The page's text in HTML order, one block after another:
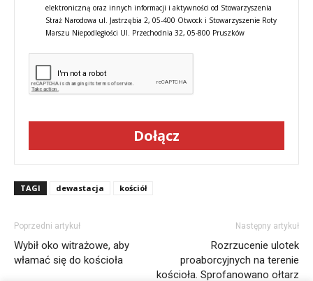
elektroniczną oraz innych informacji i aktywności od Stowarzyszenia
Straż Narodowa ul. Jastrzębia 2, 05-400 Otwock i Stowarzyszenie Roty
Marszu Niepodległości Ul. Przechodnia 32, 05-800 Pruszków
Dołącz
TAGI dewastacja kościół
Poprzedni artykuł
Wybił oko witrażowe, aby
włamać się do kościoła
Następny artykuł
Rozrzucenie ulotek
proaborcyjnych na terenie
kościoła. Sprofanowano ołtarz